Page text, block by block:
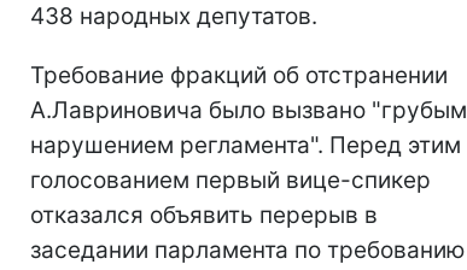
438 народных депутатов.
Требование фракций об отстранении
А.Лавриновича было вызвано "грубым
нарушением регламента". Перед этим
голосованием первый вице-спикер
отказался объявить перерыв в
заседании парламента по требованию